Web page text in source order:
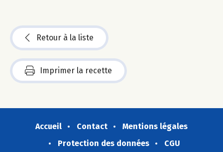
Retour à la liste
Imprimer la recette
Accueil Contact
Mentions légales
Protection des données
CGU